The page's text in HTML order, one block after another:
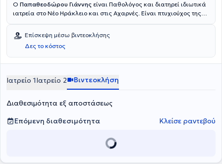
Ο Παπαθεοδώρου Γιάννης είναι Παθολόγος και διατηρεί ιδιωτικά
ιατρεία στο Νέο Ηράκλειο και στις Αχαρνές. Είναι πτυχιούχος της
στην Παθολογία στο Γενικό Ογκολογικό Νοσοκομείο "Άγιοι
Ανάργυροι" και στην Α’ Παθολογική κλινική του Γενικού
Νοσοκομείου Αθηνών "Ευαγγελισμός", με κλινική ειδίκευση στις
λοιμώξεις. Είναι συνεργάτης ιατρός της Eurodiet και συμμετέχει σε
έχει συγγράψει μαζί με τη μικροβιολόγο ιατρό σύζυγό του, το βιβλίο
"Η ερμηνεία των μικροβιολογικών εξετάσεων". Τέλος, ο ιατρός είναι
& Γηριατρικής Εταιρείας και της Ελληνικής Εταιρείας Μελέτης &
Επίσκεψη μέσω βιντεοκλήσης
Δες το κόστος
Ιατρείο 1Ιατρείο 2 Βιντεοκλήση
Διαθεσιμότητα εξ αποστάσεως
Επόμενη διαθεσιμότητα
Κλείσε ραντεβού